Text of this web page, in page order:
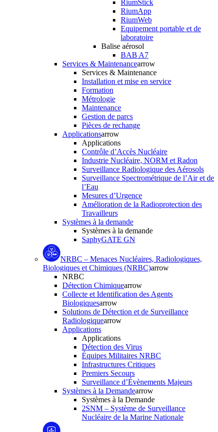
RiumStick
RiumApp
RiumWeb
Equipement portable et de
laboratoire
Balise aérosol
BAB A7
Services & Maintenancearrow
Services & Maintenance
Installation et mise en service
Formation
Métrologie
Maintenance
Gestion de parcs
Pièces de rechange
Applicationsarrow
Applications
Contrôle d’Accès Nucléaire
Industrie Nucléaire, NORM et Radon
Surveillance Radiologique des Aérosols
Surveillance Spectrométrique de l’Air et de
l’Eau
Mesures d’Urgence
Amélioration de la Radioprotection des
Travailleurs
Systèmes à la demande
Systèmes à la demande
SaphyGATE GN
NRBC – Menaces Nucléaires, Radiologiques,
Biologiques et Chimiques (NRBC)arrow
NRBC
Détection Chimiquearrow
Collecte et Identification des Agents
Biologiquesarrow
Solutions de Détection et de Surveillance
Radiologiquearrow
Applications
Applications
Détection des Virus
Équipes Militaires NRBC
Infrastructures Critiques
Premiers Secours
Surveillance d’Évènements Majeurs
Systèmes à la Demandearrow
Systèmes à la Demande
2SNM – Système de Surveillance
Nucléaire de la Marine Nationale